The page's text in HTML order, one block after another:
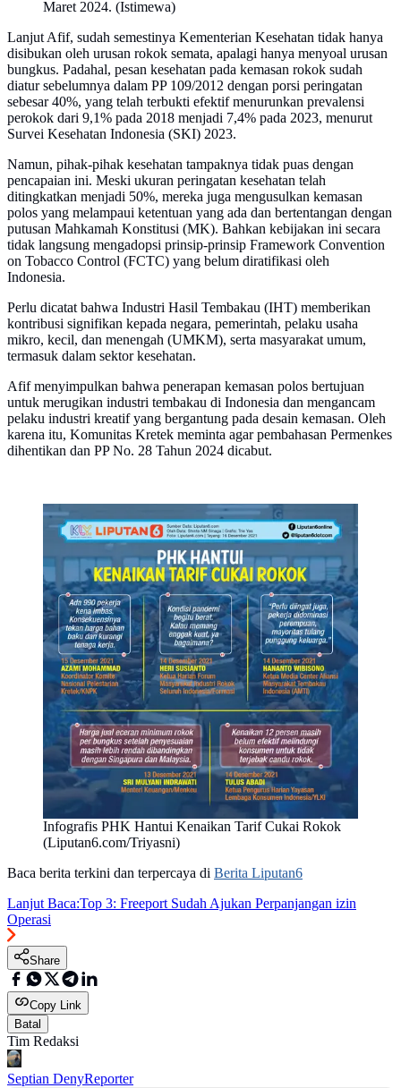
Maret 2024. (Istimewa)
Lanjut Afif, sudah semestinya Kementerian Kesehatan tidak hanya
disibukan oleh urusan rokok semata, apalagi hanya menyoal urusan
bungkus. Padahal, pesan kesehatan pada kemasan rokok sudah
diatur sebelumnya dalam PP 109/2012 dengan porsi peringatan
sebesar 40%, yang telah terbukti efektif menurunkan prevalensi
perokok dari 9,1% pada 2018 menjadi 7,4% pada 2023, menurut
Survei Kesehatan Indonesia (SKI) 2023.
Namun, pihak-pihak kesehatan tampaknya tidak puas dengan
pencapaian ini. Meski ukuran peringatan kesehatan telah
ditingkatkan menjadi 50%, mereka juga mengusulkan kemasan
polos yang melampaui ketentuan yang ada dan bertentangan dengan
putusan Mahkamah Konstitusi (MK). Bahkan kebijakan ini secara
tidak langsung mengadopsi prinsip-prinsip Framework Convention
on Tobacco Control (FCTC) yang belum diratifikasi oleh
Indonesia.
Perlu dicatat bahwa Industri Hasil Tembakau (IHT) memberikan
kontribusi signifikan kepada negara, pemerintah, pelaku usaha
mikro, kecil, dan menengah (UMKM), serta masyarakat umum,
termasuk dalam sektor kesehatan.
Afif menyimpulkan bahwa penerapan kemasan polos bertujuan
untuk merugikan industri tembakau di Indonesia dan mengancam
pelaku industri kreatif yang bergantung pada desain kemasan. Oleh
karena itu, Komunitas Kretek meminta agar pembahasan Permenkes
dihentikan dan PP No. 28 Tahun 2024 dicabut.
Infografis PHK Hantui Kenaikan Tarif Cukai Rokok
(Liputan6.com/Triyasni)
Baca berita terkini dan terpercaya di Berita Liputan6
Lanjut Baca:Top 3: Freeport Sudah Ajukan Perpanjangan izin
Operasi
Share
Copy Link
Batal
Tim Redaksi
Septian DenyReporter